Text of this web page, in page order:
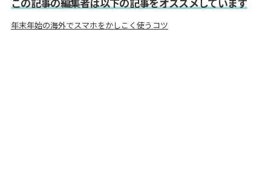
年末年始の海外でスマホをかしこく使うコツ